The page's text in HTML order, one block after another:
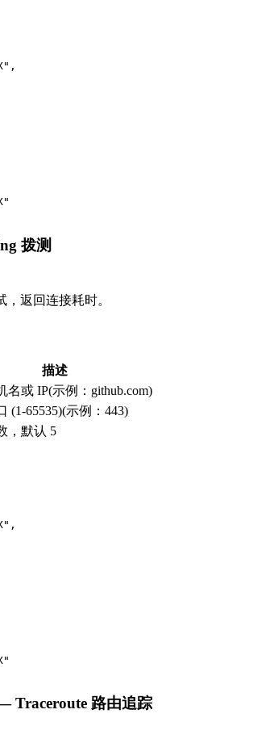
拨测
返回连接耗时。
描述
名或 IP(示例： github.com)
(1-65535)(示例： 443)
，默认 5
Traceroute 路由追踪